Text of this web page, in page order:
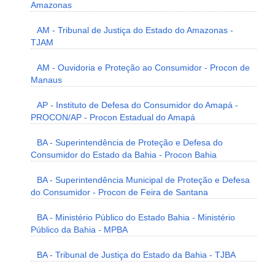
Amazonas
AM - Tribunal de Justiça do Estado do Amazonas -
TJAM
AM - Ouvidoria e Proteção ao Consumidor - Procon de
Manaus
AP - Instituto de Defesa do Consumidor do Amapá -
PROCON/AP - Procon Estadual do Amapá
BA - Superintendência de Proteção e Defesa do
Consumidor do Estado da Bahia - Procon Bahia
BA - Superintendência Municipal de Proteção e Defesa
do Consumidor - Procon de Feira de Santana
BA - Ministério Público do Estado Bahia - Ministério
Público da Bahia - MPBA
BA - Tribunal de Justiça do Estado da Bahia - TJBA